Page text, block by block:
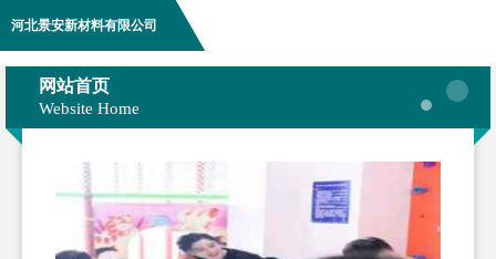
河北景安新材料有限公司
网站首页
Website Home